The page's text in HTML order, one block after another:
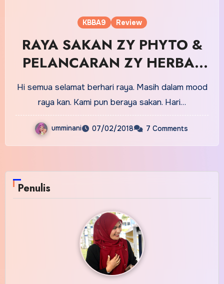
KBBA9 Review
RAYA SAKAN ZY PHYTO &
PELANCARAN ZY HERBAL
SCIENCE SDN BHD KING OF
OEM TERUS MAJU DALAM
PERNIAGAAN
PEMBEKALAN HERBA DAN
PRINTING TSHIRT
Hi semua selamat berhari raya. Masih dalam mood
raya kan. Kami pun beraya sakan. Hari…
umminani 07/02/2018 7 Comments
Penulis